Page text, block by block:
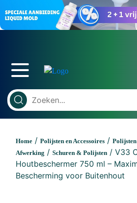
Home / Polijsten en Accessoires / Polijsten
Afwerking / Schuren & Polijsten / V33
Houtbeschermer 750 ml –
Bescherming voor Buitenhout